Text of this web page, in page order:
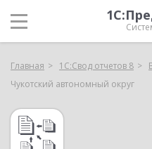
Главная 1С:Свод отчетов 8
Чукотский автономный округ